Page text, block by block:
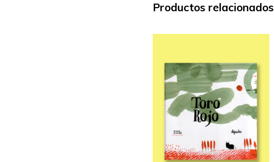
Productos relacionados